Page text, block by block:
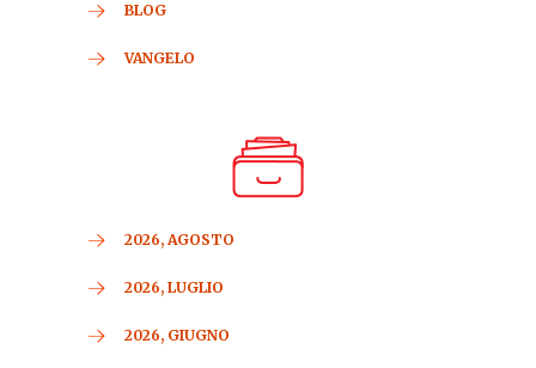
BLOG
VANGELO
2026, AGOSTO
2026, LUGLIO
2026, GIUGNO